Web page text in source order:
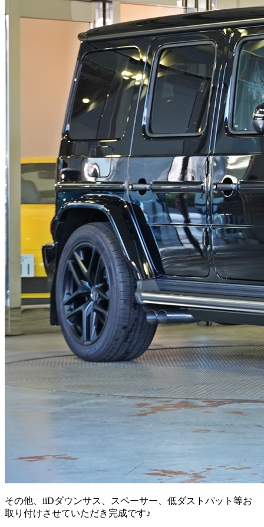
その他、iiDダウンサス、スペーサー、低ダストパット等お
取り付けさせていただき完成です♪